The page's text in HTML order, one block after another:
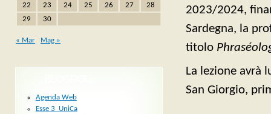
2023/2024,
Sardegna, la
titolo
La lezione avrà
San Giorgio,
22
23 24 25 26 27
28
29
30
« Mar Mag »
Agenda Web
Esse 3_UniCa